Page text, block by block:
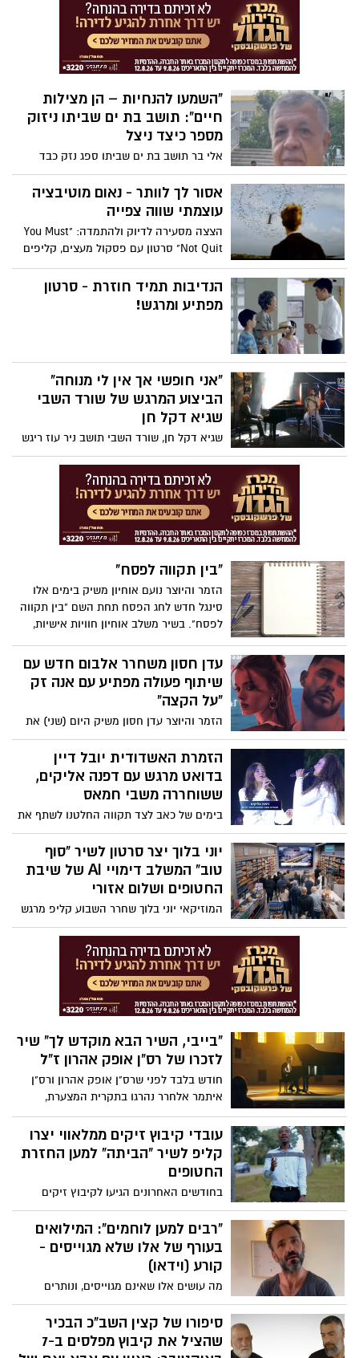
"השמעו להנחיות – הן מצילות
חיים": תושב בת ים שביתו ניזוק
מספר כיצד ניצל
אלי בר תושב בת ים שביתו ספג נזק כבד
מהפגיעה הקשה אמש, מספר כיצד ההקפדה
על ההנחיות הצילה את חייו
אסור לך לוותר - נאום מוטיבציה
עוצמתי שווה צפייה
הצצה מסעירה לדיוק ולהתמדה: "You Must
Not Quit" סרטון עם פסקול מעצים, קליפים
דרמטיים ונרטיב שמעודד להמשיך קדימה
אפילו כשקשה. צפו:
הנדיבות תמיד חוזרת - סרטון
מפתיע ומרגש!
"אני חופשי אך אין לי מנוחה"
הביצוע המרגש של שורד השבי
שגיא דקל חן
שגיא דקל חן, שורד השבי תושב ניר עוז ריגש
מדינה שלמה כשהשתתף במופע "שירים
בכיכר 2025" וביצע גרסה מיוחדת לשיר "ילדים
של החיים" בליווי עידן רייכל על הפסנתר
והעביר מסר עוצמתי וחשוב. המופע שודר
בקשת 12. צפו
"בין תקווה לפסח"
הזמר והיוצר נועם אוחיון משיק בימים אלו
סינגל חדש לחג הפסח תחת השם "בין תקווה
לפסח". בשיר משלב אוחיון חוויות אישיות,
ניסן.
עדן חסון משחרר אלבום חדש עם
שיתוף פעולה מפתיע עם אנה זק
"על הקצה"
הזמר והיוצר עדן חסון משיק היום (שני) את
אלבומו החדש, הכולל 14 שירים חדשים,
כשהפתעה מיוחדת מחכה למעריצים – דואט
ראשון עם כוכבת הפופ אנה זק. השיר
המשותף, "על הקצה", משלב בין הסגנון
חוויית האזנה סוחפת וממכרת.
הזמרת האשדודית יובל דיין
בדואט מרגש עם דפנה אליקים,
ששוחררה משבי חמאס
בימים של כאב לצד תקווה החלטנו לשתף את
הביצוע המרגש הזה של יובל דיין ודפנה
אליקים, בת ה15 ששוחררה משבי חמאס
מטקס הדלקת המשואות בהר הרצל בחודש
מאי , רלוונטי בתקווה לחזרתם של כל
יוני בלוך יצר סרטון לשיר "סוף
טוב" המשלב דימויי AI של שיבת
החטופים ושלום אזורי
המוזיקאי יוני בלוך שחרר השבוע קליפ מרגש
לשירו "סוף טוב" באמצעות בינה מלאכותית -
AI ומדמה חזרה של כל החטופים לבתיהם,
בסרטון הוא מציג מציאות של שלום אזורי ובין
היתר מציג את דמותו של דני קושמרו מתרגש
עד דמעות עם שובם של החטופים. הלוואי
החלום יהפוך למציאות
"בייבי, השיר הבא מוקדש לך" שיר
לזכרו של רס"ן אופק אהרון ז"ל
חודש בלבד לפני שרס"ן אופק אהרון ורס"ן
איתמר אלחרר נהרגו בתקרית המצערת,
השתתף הזמר נתן עמדי בתרגיל צבאי לצידם
במסגרת שירות המילואים. לאחר מותו של
אופק, פנתה ארוסתו בתיה לעמדי בבקשה
לכתוב שיר לזכרו. עמדי, שהתחבר למשימה
ברגישות רבה, ביקש להבין לעומק מי היה
אופק כאדם וכמפקד. הוא שוחח ארוכות עם
בתיה, הקשיב לסיפורים, וזיקק את תחושותיה
למילים שיצרו את השיר המרגש. האזינו :
עובדי קיבוץ זיקים ממלאווי יצרו
קליפ לשיר "הביתה" למען החזרת
החטופים
בחודשים האחרונים הגיעו לקיבוץ זיקים
קבוצה של צעירים ממלאווי שבאפריקה,
שהחליפו את העובדים התאילנדים במטעים
המקומיים. מעבר להיותם מסורים לעבודתם,
המלאווים מתגלים כבעלי לב ענק ותחושת
חיבור עמוקה לישראל ולמצב הרגיש במדינה,
במיוחד לנושא החטופים.
"רבים למען לוחמים": המילואים
בעורף של אלו שלא מגוייסים -
קורע (וידאו)
מה עושים אלו שאינם מגוייסים, ונותרים
בעורף? מתגייסים למען נשות המילואימניקים
להוצאת אגרסיות... אהבנו ברשת, קורע!
סיפורו של קצין השב"כ הבכיר
שהציל את קיבוץ מפלסים ב-7